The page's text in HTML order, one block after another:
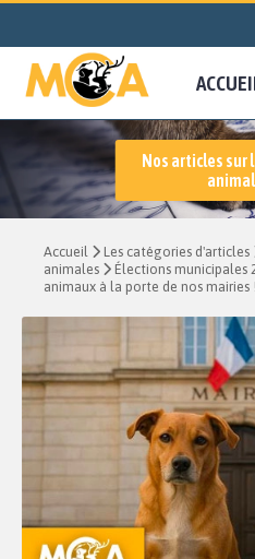
Nos articles sur
Accueil Les catégories d'articles
animales
Élections municipales
animaux à la porte de nos mairies !